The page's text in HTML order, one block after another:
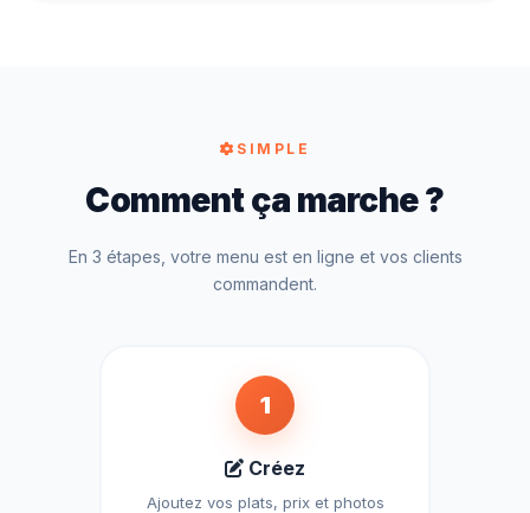
SIMPLE
Comment ça marche ?
En 3 étapes, votre menu est en ligne et vos clients
commandent.
1
Créez
Ajoutez vos plats, prix et photos